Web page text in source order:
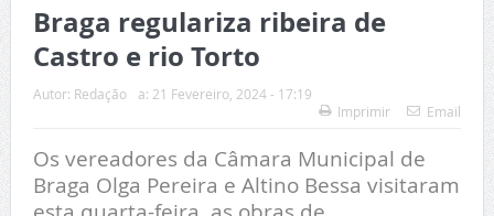
Braga regulariza ribeira de
Castro e rio Torto
Autor: Redação a: 21 Fevereiro, 2024 - 17:19
Imprimir
Email
Os vereadores da Câmara Municipal de
Braga Olga Pereira e Altino Bessa visitaram